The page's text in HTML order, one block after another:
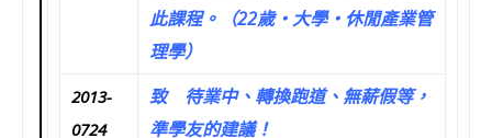
此課程。（22歲‧大學‧休閒產業管
理學）
2013-
0724
致 待業中、轉換跑道、無薪假等，
準學友的建議！